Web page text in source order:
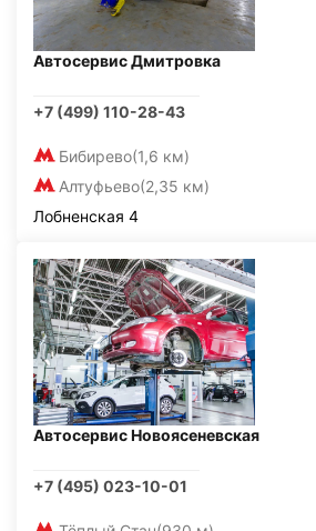
Автосервис Дмитровка
+7 (499) 110-28-43
Бибирево(1,6 км)
Алтуфьево(2,35 км)
Лобненская 4
Автосервис Новоясеневская
+7 (495) 023-10-01